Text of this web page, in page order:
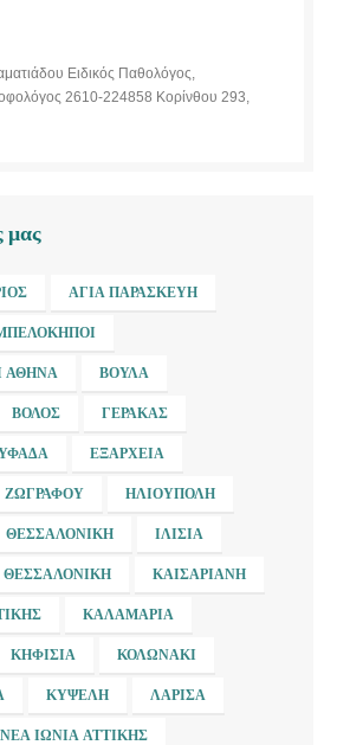
Ειδικός Παθολόγος,
2610-224858 Κορίνθου 293,
μας
ΑΓΊΑ ΠΑΡΑΣΚΕΥΉ
ΑΘΉΝΑ ΒΟΎΛΑ
ΒΌΛΟΣ ΓΈΡΑΚΑΣ
ΕΞΆΡΧΕΙΑ
ΖΩΓΡΆΦΟΥ ΗΛΙΟΎΠΟΛΗ
ΘΕΣΣΑΛΟΝΊΚΗ ΙΛΊΣΙΑ
ΚΑΙΣΑΡΙΑΝΉ
ΚΑΛΑΜΑΡΙΆ
ΚΗΦΙΣΙΆ ΚΟΛΩΝΆΚΙ
ΚΥΨΈΛΗ ΛΆΡΙΣΑ
ΝΈΑ ΙΩΝΊΑ ΑΤΤΙΚΉΣ